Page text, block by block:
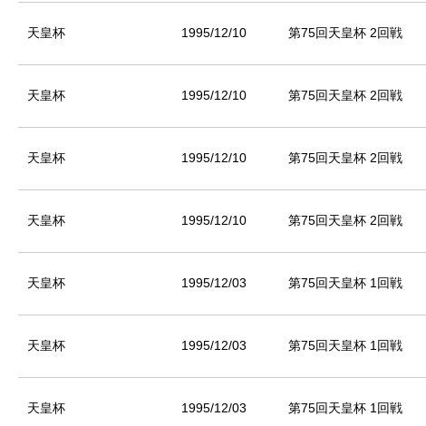
天皇杯 1995/12/10 第75回天皇杯 2回戦
天皇杯 1995/12/10 第75回天皇杯 2回戦
天皇杯 1995/12/10 第75回天皇杯 2回戦
天皇杯 1995/12/10 第75回天皇杯 2回戦
天皇杯 1995/12/03 第75回天皇杯 1回戦
天皇杯 1995/12/03 第75回天皇杯 1回戦
天皇杯 1995/12/03 第75回天皇杯 1回戦